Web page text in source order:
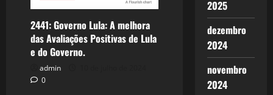
2441: Governo Lula: A melhora
das Avaliações Positivas de Lula
e do Governo.
admin
0
2025
dezembro
2024
novembro
2024